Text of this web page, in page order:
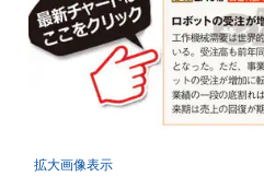
拡大画像表示